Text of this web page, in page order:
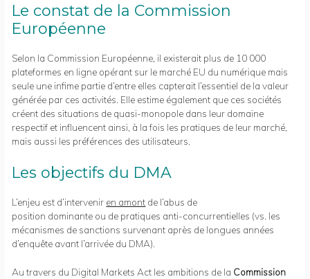
Le constat de la Commission
Européenne
Selon la Commission Européenne, il existerait plus de 10 000
plateformes en ligne opérant sur le marché EU du numérique mais
seule une infime partie d’entre elles capterait l’essentiel de la valeur
générée par ces activités. Elle estime également que ces sociétés
créent des situations de quasi-monopole dans leur domaine
respectif et influencent ainsi, à la fois les pratiques de leur marché,
mais aussi les préférences des utilisateurs.
Les objectifs du DMA
L’enjeu est d’intervenir en amont de l’abus de
position dominante ou de pratiques anti-concurrentielles (vs. les
mécanismes de sanctions survenant après de longues années
d’enquête avant l’arrivée du DMA).
Au travers du Digital Markets Act les ambitions de la Commission